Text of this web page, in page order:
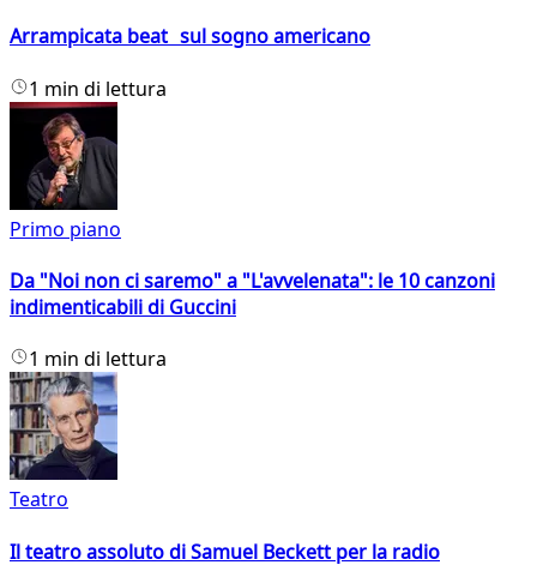
Arrampicata beat sul sogno americano
1 min di lettura
Primo piano
Da "Noi non ci saremo" a "L'avvelenata": le 10 canzoni
indimenticabili di Guccini
1 min di lettura
Teatro
Il teatro assoluto di Samuel Beckett per la radio